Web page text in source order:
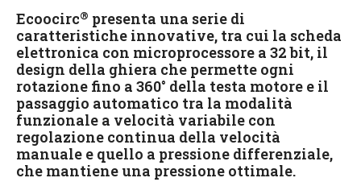
Ecoocirc® presenta una serie di
caratteristiche innovative, tra cui la scheda
elettronica con microprocessore a 32 bit, il
design della ghiera che permette ogni
rotazione fino a 360° della testa motore e il
passaggio automatico tra la modalità
funzionale a velocità variabile con
regolazione continua della velocità
manuale e quello a pressione differenziale,
che mantiene una pressione ottimale.